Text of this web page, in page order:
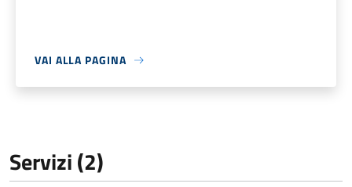
VAI ALLA PAGINA
Servizi (2)